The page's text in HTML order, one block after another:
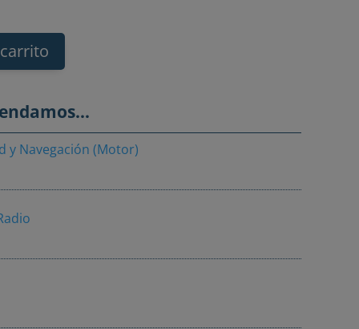
y Navegación (Motor)